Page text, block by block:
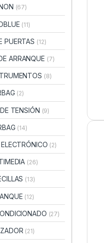
(67)
(11)
PUERTAS (12)
ARRANQUE (7)
(8)
(2)
TENSIÓN (9)
(14)
(2)
(26)
(13)
(12)
(27)
(21)